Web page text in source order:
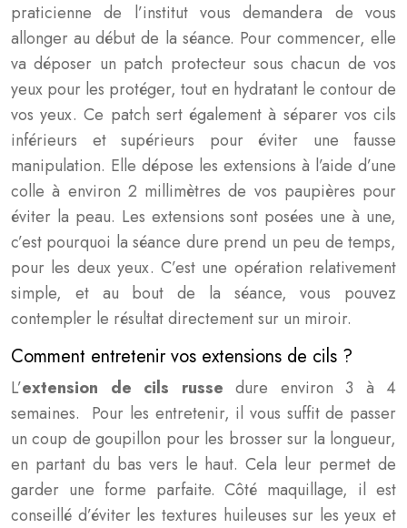
praticienne de l’institut vous demandera de vous
allonger au début de la séance. Pour commencer, elle
va déposer un patch protecteur sous chacun de vos
yeux pour les protéger, tout en hydratant le contour de
vos yeux. Ce patch sert également à séparer vos cils
inférieurs et supérieurs pour éviter une fausse
manipulation. Elle dépose les extensions à l’aide d’une
colle à environ 2 millimètres de vos paupières pour
éviter la peau. Les extensions sont posées une à une,
c’est pourquoi la séance dure prend un peu de temps,
pour les deux yeux. C’est une opération relativement
simple, et au bout de la séance, vous pouvez
contempler le résultat directement sur un miroir.
Comment entretenir vos extensions de cils ?
L’extension de cils russe dure environ 3 à 4
semaines. Pour les entretenir, il vous suffit de passer
un coup de goupillon pour les brosser sur la longueur,
en partant du bas vers le haut. Cela leur permet de
garder une forme parfaite. Côté maquillage, il est
conseillé d’éviter les textures huileuses sur les yeux et